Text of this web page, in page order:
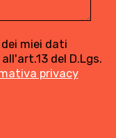
miei dati
del D.Lgs.
privacy